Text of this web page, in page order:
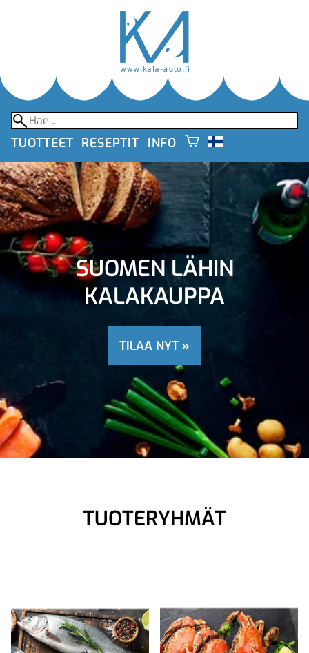
TUOTTEET RESEPTIT INFO
SUOMEN LÄHIN
KALAKAUPPA
TILAA NYT »
TUOTERYHMÄT